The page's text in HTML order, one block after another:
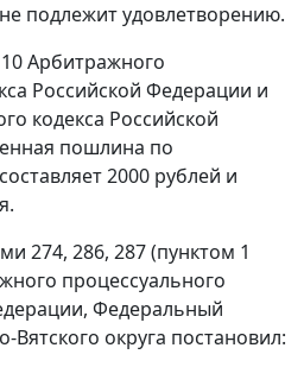
подлежит удовлетворению.
Арбитражного
Российской Федерации и
кодекса Российской
пошлина по
2000 рублей и
274, 286, 287 (пунктом 1
процессуального
Федеральный
округа постановил: